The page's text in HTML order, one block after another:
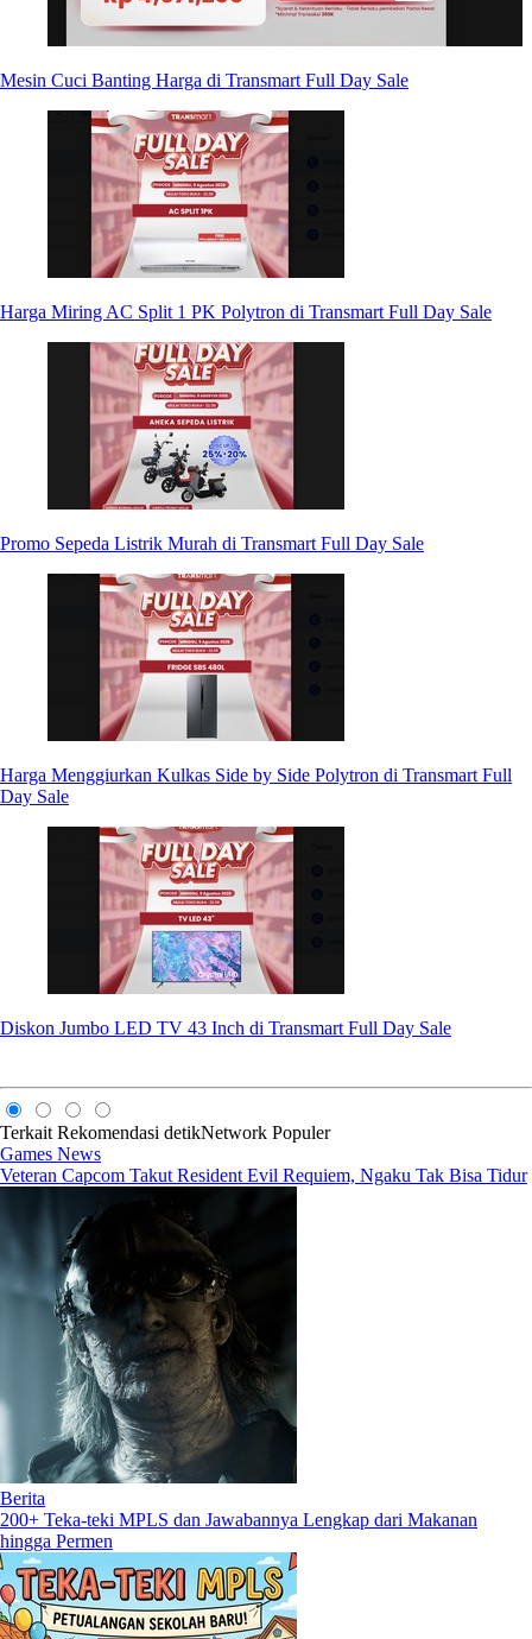
Mesin Cuci Banting Harga di Transmart Full Day Sale
Harga Miring AC Split 1 PK Polytron di Transmart Full Day Sale
Promo Sepeda Listrik Murah di Transmart Full Day Sale
Harga Menggiurkan Kulkas Side by Side Polytron di Transmart Full
Day Sale
Diskon Jumbo LED TV 43 Inch di Transmart Full Day Sale
Terkait Rekomendasi detikNetwork Populer
Games News
Veteran Capcom Takut Resident Evil Requiem, Ngaku Tak Bisa Tidur
Berita
200+ Teka-teki MPLS dan Jawabannya Lengkap dari Makanan
hingga Permen